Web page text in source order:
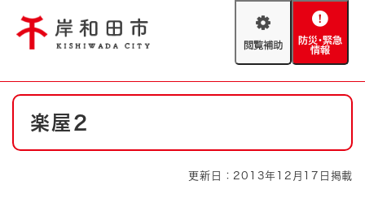
閲
助
防
緊
やさしい日本語
防災・緊急情報
ハザードマップ AED設置箇所
本
楽屋2
更新日：2013年12月17日掲載